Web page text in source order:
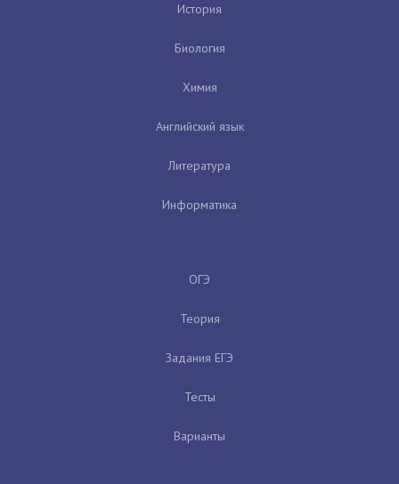
История
Биология
Химия
Английский язык
Литература
Информатика
ОГЭ
Теория
Задания ЕГЭ
Тесты
Варианты